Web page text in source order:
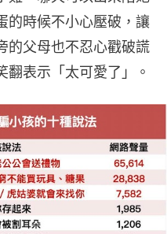
的時候不小心壓破，讓
的父母也不忍心戳破謊
翻表示「太可愛了」。